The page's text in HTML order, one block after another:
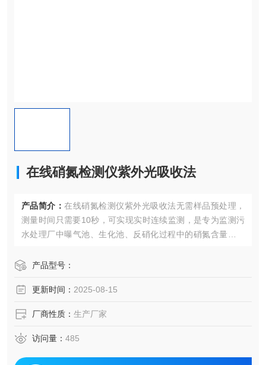
在线硝氮检测仪紫外光吸收法
产品简介： 在线硝氮检测仪紫外光吸收法无需样品预处理，
测量时间只需要10秒，可实现实时连续监测，是专为监测污
水处理厂中曝气池、生化池、反硝化过程中的硝氮含量的仪
中。产品型号：
更新时间： 2025-08-15
厂商性质： 生产厂家
访问量： 485